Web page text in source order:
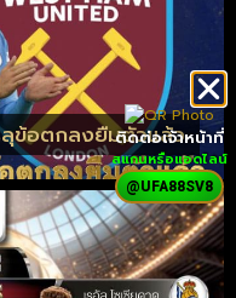
ข้อตกลงยืมตัวแล้ว
ติดต่อเจ้าหน้าที่
สแกนหรือแอดไลน์
@UFA88SV8